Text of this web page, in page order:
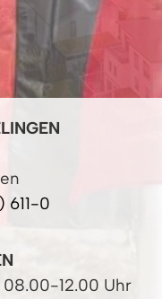
611-0
08.00-12.00 Uhr